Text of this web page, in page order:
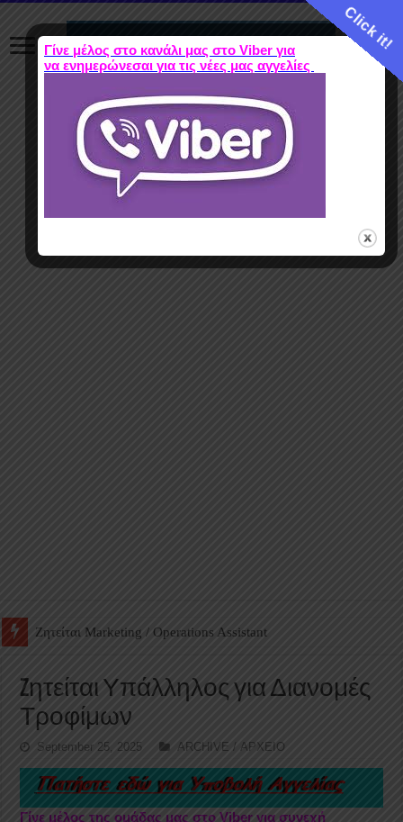
Ζητείται Βοηθός Αποθήκης σε Φαρμακείο
Zητείται Υπάλληλος για Διανομές
Τροφίμων
September 25, 2025 ARCHIVE / ΑΡΧΕΙΟ
Γίνε μέλος της ομάδας μας στο Viber για συνεχή
Click it!
Γίνε μέλος στο κανάλι μας στο Viber για
να ενημερώνεσαι για τις νέες μας αγγελίες